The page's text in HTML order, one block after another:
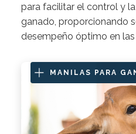
para facilitar el control y
ganado, proporcionando
desempeño óptimo en las
MANILAS PARA